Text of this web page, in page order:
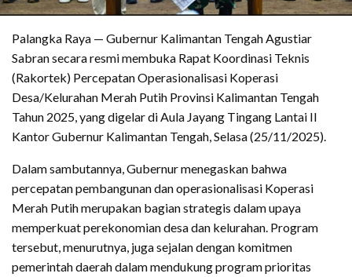
Palangka Raya — Gubernur Kalimantan Tengah Agustiar
Sabran secara resmi membuka Rapat Koordinasi Teknis
(Rakortek) Percepatan Operasionalisasi Koperasi
Desa/Kelurahan Merah Putih Provinsi Kalimantan Tengah
Tahun 2025, yang digelar di Aula Jayang Tingang Lantai II
Kantor Gubernur Kalimantan Tengah, Selasa (25/11/2025).
Dalam sambutannya, Gubernur menegaskan bahwa
percepatan pembangunan dan operasionalisasi Koperasi
Merah Putih merupakan bagian strategis dalam upaya
memperkuat perekonomian desa dan kelurahan. Program
tersebut, menurutnya, juga sejalan dengan komitmen
pemerintah daerah dalam mendukung program prioritas